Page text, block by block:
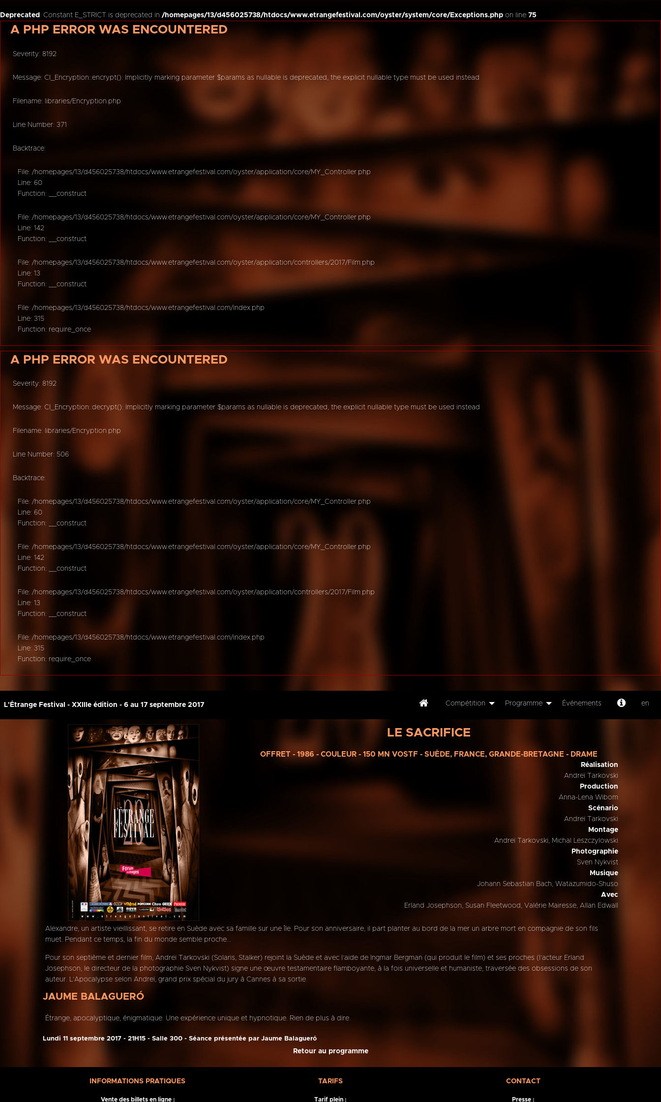
Deprecated : Constant E_STRICT is deprecated in /homepages/13/d456025738/htdocs/www.etrangefestival.com/oyster/system/core/Exceptions.php on line 75
A PHP ERROR WAS ENCOUNTERED
Severity: 8192
Message: CI_Encryption::encrypt(): Implicitly marking parameter $params as nullable is deprecated, the explicit nullable type must be used instead
Filename: libraries/Encryption.php
Line Number: 371
Backtrace:
File: /homepages/13/d456025738/htdocs/www.etrangefestival.com/oyster/application/core/MY_Controller.php
Line: 60
Function: __construct
File: /homepages/13/d456025738/htdocs/www.etrangefestival.com/oyster/application/core/MY_Controller.php
Line: 142
Function: __construct
File: /homepages/13/d456025738/htdocs/www.etrangefestival.com/oyster/application/controllers/2017/Film.php
Line: 13
Function: __construct
File: /homepages/13/d456025738/htdocs/www.etrangefestival.com/index.php
Line: 315
Function: require_once
A PHP ERROR WAS ENCOUNTERED
Severity: 8192
Message: CI_Encryption::decrypt(): Implicitly marking parameter $params as nullable is deprecated, the explicit nullable type must be used instead
Filename: libraries/Encryption.php
Line Number: 506
Backtrace:
File: /homepages/13/d456025738/htdocs/www.etrangefestival.com/oyster/application/core/MY_Controller.php
Line: 60
Function: __construct
File: /homepages/13/d456025738/htdocs/www.etrangefestival.com/oyster/application/core/MY_Controller.php
Line: 142
Function: __construct
File: /homepages/13/d456025738/htdocs/www.etrangefestival.com/oyster/application/controllers/2017/Film.php
Line: 13
Function: __construct
File: /homepages/13/d456025738/htdocs/www.etrangefestival.com/index.php
Line: 315
Function: require_once
L'Étrange Festival - XXIIIe édition - 6 au 17 septembre 2017 Compétition Programme Événements en
LE SACRIFICE
OFFRET - 1986 - COULEUR - 150 MN VOSTF - SUÈDE, FRANCE, GRANDE-BRETAGNE - DRAME
Réalisation
Andreï Tarkovski
Production
Anna-Lena Wibom
Scénario
Andreï Tarkovski
Montage
Andreï Tarkovski, Michal Leszczylowski
Photographie
Sven Nykvist
Musique
Johann Sebastian Bach, Watazumido-Shuso
Avec
Erland Josephson, Susan Fleetwood, Valérie Mairesse, Allan Edwall
Alexandre, un artiste vieillissant, se retire en Suède avec sa famille sur une île. Pour son anniversaire, il part planter au bord de la mer un arbre mort en compagnie de son fils
muet. Pendant ce temps, la fin du monde semble proche...
Pour son septième et dernier film, Andreï Tarkovski (Solaris, Stalker) rejoint la Suède et avec l’aide de Ingmar Bergman (qui produit le film) et ses proches (l’acteur Erland
Josephson, le directeur de la photographie Sven Nykvist) signe une œuvre testamentaire flamboyante, à la fois universelle et humaniste, traversée des obsessions de son
auteur. L’Apocalypse selon Andreï, grand prix spécial du jury à Cannes à sa sortie.
JAUME BALAGUERÓ
Étrange, apocalyptique, énigmatique. Une expérience unique et hypnotique. Rien de plus à dire.
Lundi 11 septembre 2017 - 21H15 - Salle 300 - Séance présentée par Jaume Balagueró
Retour au programme
INFORMATIONS PRATIQUES
Vente des billets en ligne :
TARIFS
Tarif plein :
CONTACT
Presse :